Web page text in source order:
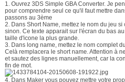
1. Ouvrez 3DS Simple GBA Converter. Je
pour comprendre seul ce qu'il faut mettre
passons au 3ème
2. Dans Short Name, mettez le nom du jeu
sinon. Ce texte apparait sur l'écran du bas
taille d'icone la plus grande.
3. Dans long name, mettez le nom complet
Celà remplacera le short name. Attention à
et sautez des lignes manuellement, car la
fin de mot.
4. Dans Maker vous pouvez mettre votre